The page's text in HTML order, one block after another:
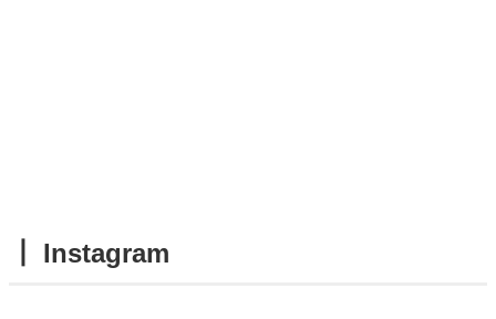
┃ Instagram